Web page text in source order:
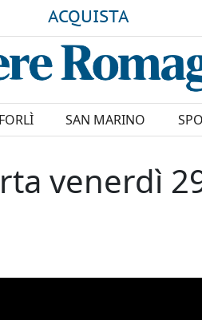
ACQUISTA
FORLÌ SAN MARINO
venerdì